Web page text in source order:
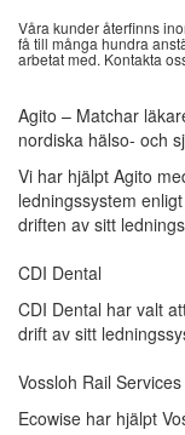
Våra kunder återfinns
få till många hundra
arbetat med. Kontakta
Agito – Matchar
nordiska hälso- och
Vi har hjälpt Agito
ledningssystem
driften av sitt
CDI Dental
CDI Dental har valt
drift av sitt
Vossloh Rail
Ecowise har hjälpt